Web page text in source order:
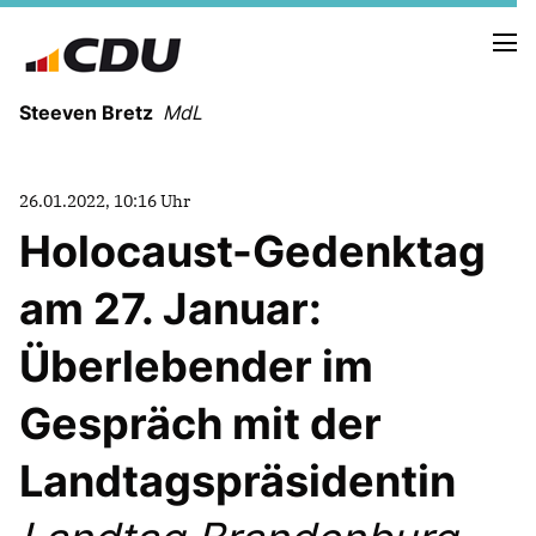
Steeven Bretz MdL
VITA
WAHLKREISBESUCHE
PRESSEFOTOS
MEIN BÜRGERBÜRO
MEIN WAHLKREIS
ZIELE
Redebeiträge
26.01.2022, 10:16 Uhr
Holocaust-Gedenktag
am 27. Januar:
Überlebender im
Gespräch mit der
Landtagspräsidentin